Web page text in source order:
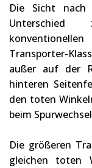
Die Sicht
Unterschied
Transporter-
außer auf der
hinteren
den toten
beim
Die größeren
gleichen toten